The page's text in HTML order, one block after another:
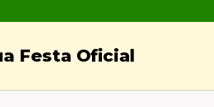
Festa Oficial